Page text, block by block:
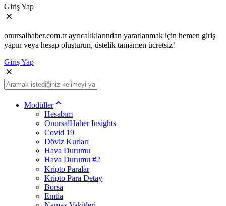
Giriş Yap
onursalhaber.com.tr ayrıcalıklarından yararlanmak için hemen giriş
yapın veya hesap oluşturun, üstelik tamamen ücretsiz!
Giriş Yap
Modüller
Hesabım
OnursalHaber Insights
Covid 19
Döviz Kurları
Hava Durumu
Hava Durumu #2
Kripto Paralar
Kripto Para Detay
Borsa
Emtia